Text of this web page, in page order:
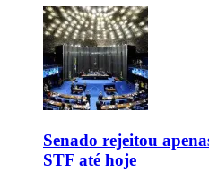
Senado rejeitou
STF até hoje